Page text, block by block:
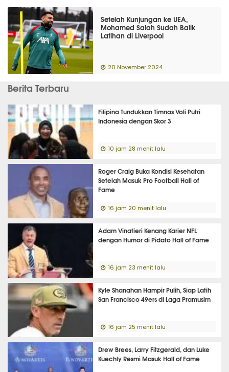
Setelah Kunjungan ke UEA,
Mohamed Salah Sudah Balik
Latihan di Liverpool
20 November 2024
Berita Terbaru
Filipina Tundukkan Timnas Voli Putri
Indonesia dengan Skor 3
10 jam 28 menit lalu
Roger Craig Buka Kondisi Kesehatan
Setelah Masuk Pro Football Hall of
Fame
16 jam 20 menit lalu
Adam Vinatieri Kenang Karier NFL
dengan Humor di Pidato Hall of Fame
16 jam 23 menit lalu
Kyle Shanahan Hampir Pulih, Siap Latih
San Francisco 49ers di Laga Pramusim
16 jam 25 menit lalu
Drew Brees, Larry Fitzgerald, dan Luke
Kuechly Resmi Masuk Hall of Fame